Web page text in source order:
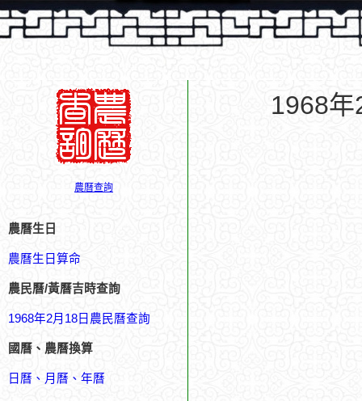
農曆查詢
農曆生日
農曆生日算命
農民曆/黃曆吉時查詢
1968年2月18日農民曆查詢
國曆、農曆換算
日曆、月曆、年曆
1968